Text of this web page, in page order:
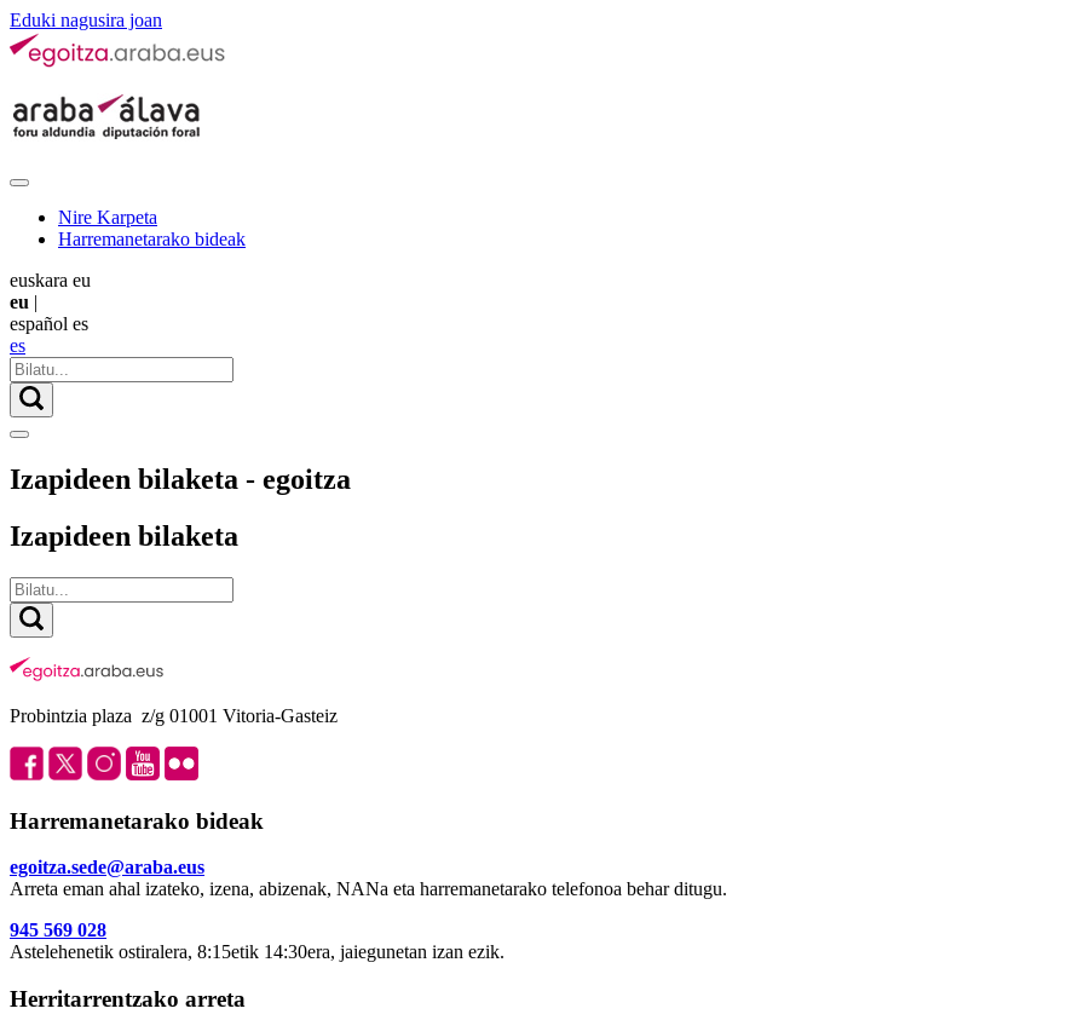
Eduki nagusira joan
Nire Karpeta
Harremanetarako bideak
euskara eu
eu |
español es
es
Izapideen bilaketa - egoitza
Izapideen bilaketa
Probintzia plaza z/g 01001 Vitoria-Gasteiz
Harremanetarako bideak
egoitza.sede@araba.eus
Arreta eman ahal izateko, izena, abizenak, NANa eta harremanetarako telefonoa behar ditugu.
945 569 028
Astelehenetik ostiralera, 8:15etik 14:30era, jaiegunetan izan ezik.
Herritarrentzako arreta